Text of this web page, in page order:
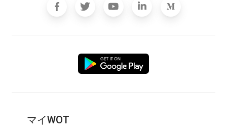
マイWOT